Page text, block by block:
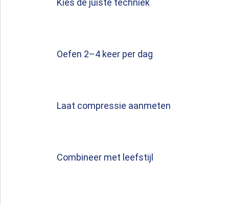
Kies de juiste techniek
Oefen 2–4 keer per dag
Laat compressie aanmeten
Combineer met leefstijl